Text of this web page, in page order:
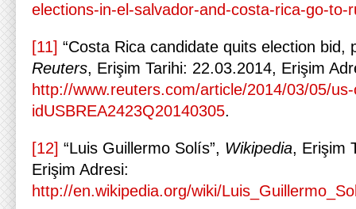
elections-in-el-salvador-and-costa-rica-go-to-
[11] “Costa Rica candidate quits election bid,
Reuters, Erişim Tarihi: 22.03.2014, Erişim
http://www.reuters.com/article/2014/03/05/
idUSBREA2423Q20140305.
[12] “Luis Guillermo Solís”, Wikipedia, Erişim
Erişim Adresi:
http://en.wikipedia.org/wiki/